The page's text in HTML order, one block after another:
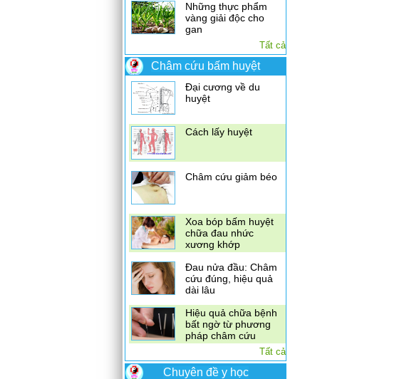
Những thực phẩm
vàng giải độc cho
gan
Tỏi có thể chống vi
khuẩn kháng thuốc
bệnh đường tiết niệu
Kết hợp diệp hạ châu
Tất cả
Châm cứu bấm huyệt
Điều trị đau vai gáy
bằng xoa bóp bấm
huyệt
Đại cương về du
huyệt
Cách lấy huyệt
Châm cứu giảm béo
Xoa bóp bấm huyệt
chữa đau nhức
xương khớp
Đau nửa đầu: Châm
cứu đúng, hiệu quả
dài lâu
Hiệu quả chữa bệnh
bất ngờ từ phương
pháp châm cứu
Tất cả
Chuyên đề y học